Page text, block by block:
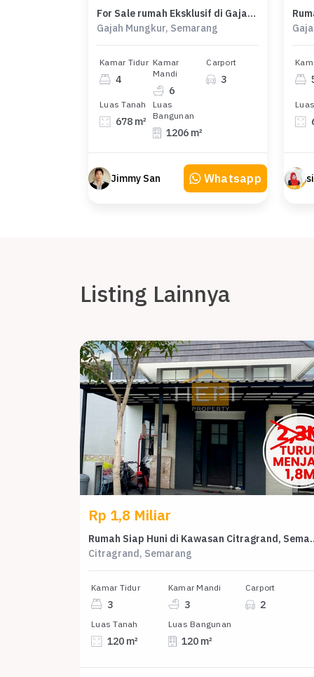
For Sale rumah Eksklusif di Gajah Mungkur, Semarang - LT 678m²
Gajah Mungkur, Semarang
Kamar Tidur
4
Kamar
Mandi
6
Carport
3
Luas Tanah
678 m²
Luas
Bangunan
1206 m²
Jimmy San Whatsapp
Listing Lainnya
Rp 1,8 Miliar
Rumah Siap Huni
Citragrand, Semarang
Kamar Tidur
3
Kamar Mandi
3
Carport
2
Luas Tanah
120 m²
Luas Bangunan
120 m²